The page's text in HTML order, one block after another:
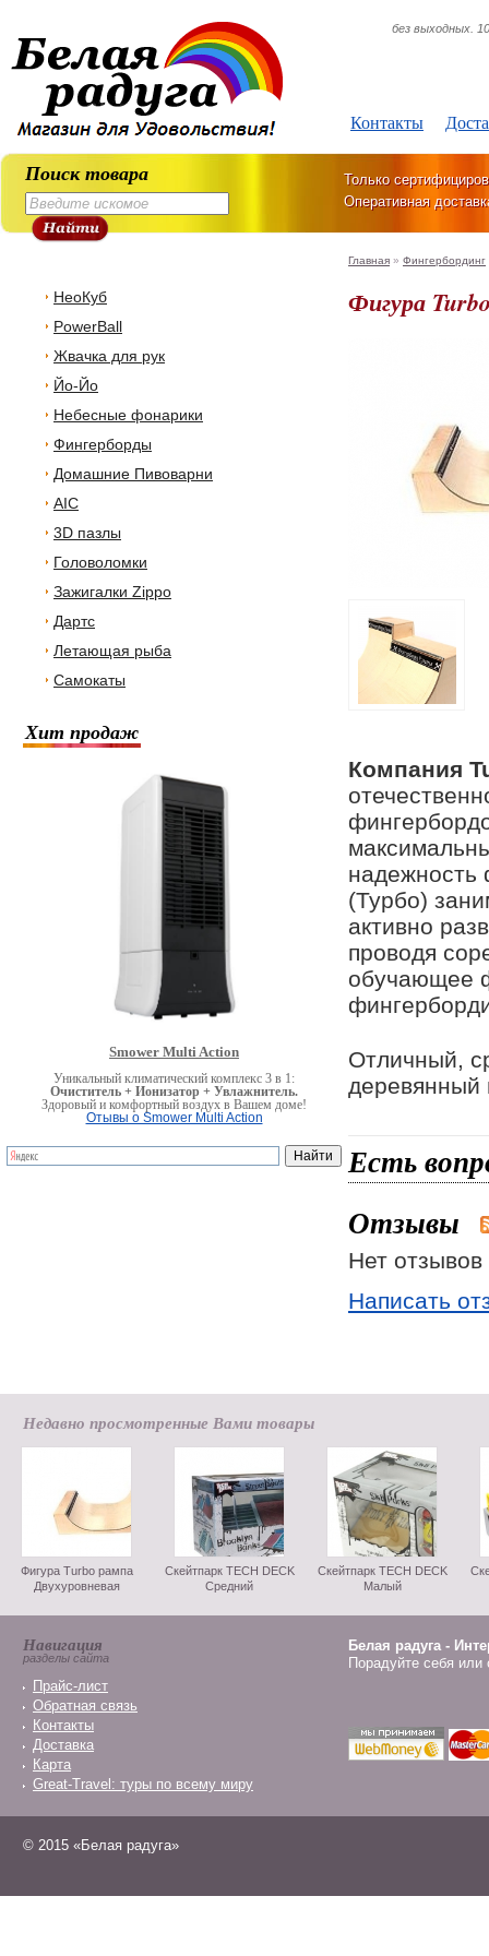
Контакты
без выходных.
Поиск товара
Только
Оперативная
НеоКуб
PowerBall
Жвачка для рук
Йо-Йо
Небесные фонарики
Фингерборды
Домашние Пивоварни
AIC
3D пазлы
Головоломки
Зажигалки Zippo
Дартс
Летающая рыба
Самокаты
Хит продаж
Smower Multi Action
Уникальный климатический комплекс 3 в 1:
Очиститель + Ионизатор + Увлажнитель.
Здоровый и комфортный воздух в Вашем доме!
Отывы о Smower Multi Action
Главная » Фингербординг
Фигура
Компания
надежность
(Турбо)
активно
проводя
обучающее
Отличный,
деревянный
Есть
Отзывы
Нет отзывов
Написать
Недавно просмотренные Вами товары
Фигура Turbo рампа
Двухуровневая
Скейтпарк TECH DECK
Средний
Скейтпарк TECH DECK
Малый
Навигация
разделы сайта
Прайс-лист
Обратная связь
Контакты
Доставка
Карта
Great-Travel: туры по всему миру
Белая радуга -
Порадуйте себя
© 2015 «Белая радуга»